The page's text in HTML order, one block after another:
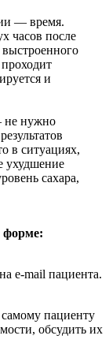
— время.
часов после
выстроенного
и
не нужно
в ситуациях,
ухудшение
сахара,
форме:
e-mail пациента.
самому пациенту
обсудить их